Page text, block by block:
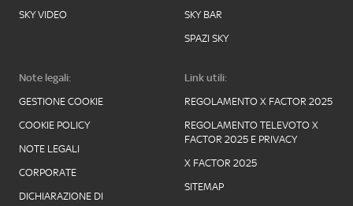
SKY VIDEO
SKY BAR
SPAZI SKY
Note legali:
GESTIONE COOKIE
COOKIE POLICY
NOTE LEGALI
CORPORATE
DICHIARAZIONE DI
Link utili:
REGOLAMENTO X FACTOR 2025
REGOLAMENTO TELEVOTO X
FACTOR 2025 E PRIVACY
X FACTOR 2025
SITEMAP